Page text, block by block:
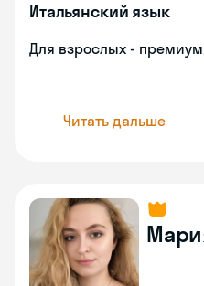
Итальянский язык
Для взрослых - премиум
Читать дальше